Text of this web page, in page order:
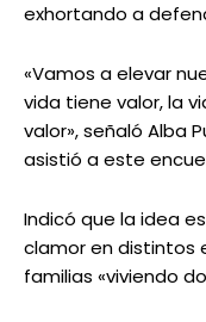
exhortando a
«Vamos a elevar
vida tiene valor, la
valor», señaló Alba
asistió a este
Indicó que la idea
clamor en distintos
familias «viviendo